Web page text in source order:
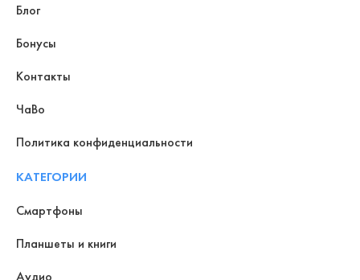
Блог
Бонусы
Контакты
ЧаВо
Политика конфиденциальности
КАТЕГОРИИ
Смартфоны
Планшеты и книги
Аудио